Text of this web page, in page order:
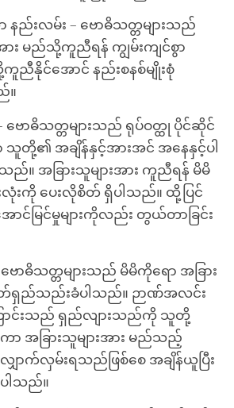
နည်းလမ်း – ဗောဓိသတ္တများသည်
အား မည်သို့ကူညီရန် ကျွမ်းကျင်စွာ
ကူညီနိုင်အောင် နည်းစနစ်မျိုးစုံ
။
ဗောဓိသတ္တများသည် ရုပ်ဝတ္ထု ပိုင်ဆိုင်
သူတို့၏ အချိန်နှင့်အားအင် အနေနှင့်ပါ
ည်။ အခြားသူများအား ကူညီရန် မိမိ
လုံးကို ပေးလိုစိတ် ရှိပါသည်။ ထို့ပြင်
ာင်မြင်မှုများကိုလည်း တွယ်တာခြင်း
ောဓိသတ္တများသည် မိမိကိုရော အခြား
တ်ရှည်သည်းခံပါသည်။ ဉာဏ်အလင်း
ောင်းသည် ရှည်လျားသည်ကို သူတို့
အခြားသူများအား မည်သည့်
ျှောက်လှမ်းရသည်ဖြစ်စေ အချိန်ယူပြီး
ါသည်။